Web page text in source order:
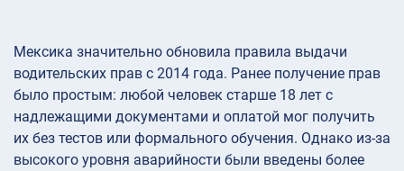
Мексика значительно обновила правила выдачи
водительских прав с 2014 года. Ранее получение прав
было простым: любой человек старше 18 лет с
надлежащими документами и оплатой мог получить
их без тестов или формального обучения. Однако из-за
высокого уровня аварийности были введены более